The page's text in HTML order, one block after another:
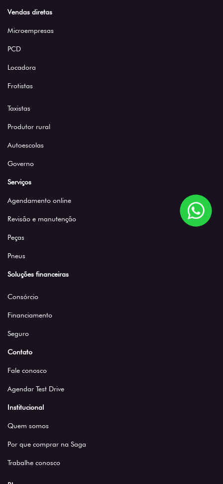
Vendas diretas
Microempresas
PCD
Locadora
Frotistas
Taxistas
Produtor rural
Autoescolas
Governo
Serviços
Agendamento online
Revisão e manutenção
Peças
Pneus
Soluções financeiras
Consórcio
Financiamento
Seguro
Contato
Fale conosco
Agendar Test Drive
Institucional
Quem somos
Por que comprar na Saga
Trabalhe conosco